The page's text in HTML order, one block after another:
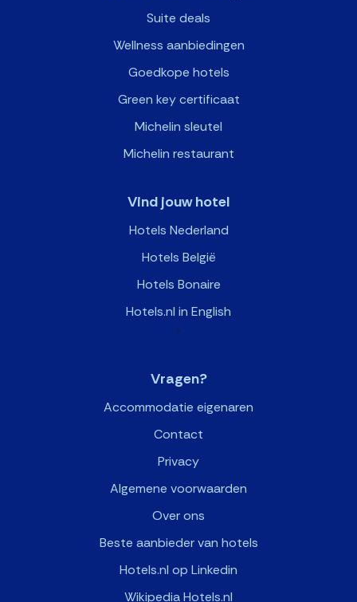
Suite deals
Wellness aanbiedingen
Goedkope hotels
Green key certificaat
Michelin sleutel
Michelin restaurant
Vind jouw hotel
Hotels Nederland
Hotels België
Hotels Bonaire
Hotels.nl in English
>
Vragen?
Accommodatie eigenaren
Contact
Privacy
Algemene voorwaarden
Over ons
Beste aanbieder van hotels
Hotels.nl op Linkedin
Wikipedia Hotels.nl